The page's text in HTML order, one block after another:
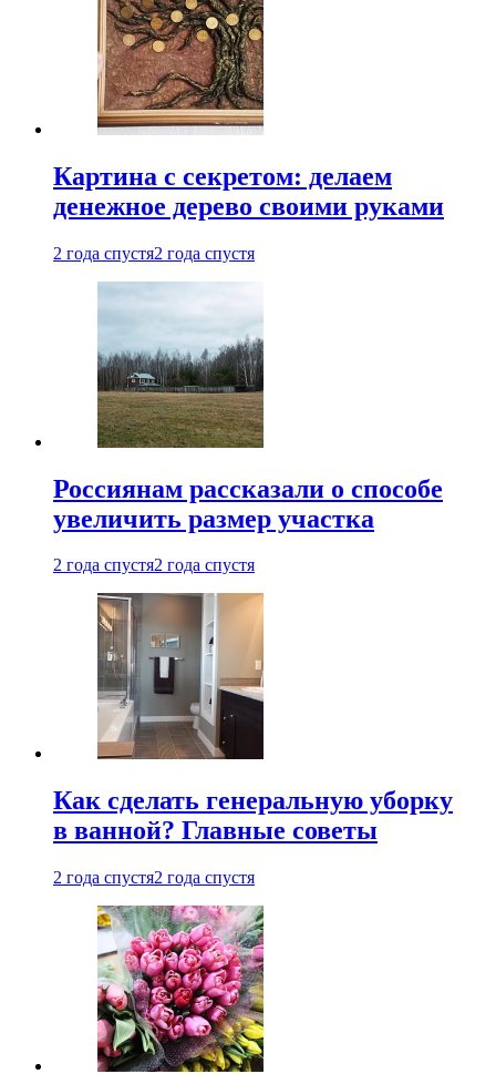
Картина с секретом: делаем
денежное дерево своими руками
2 года спустя2 года спустя
Россиянам рассказали о способе
увеличить размер участка
2 года спустя2 года спустя
Как сделать генеральную уборку
в ванной? Главные советы
2 года спустя2 года спустя